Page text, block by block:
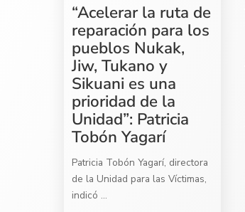
“Acelerar la ruta de
reparación para los
pueblos Nukak,
Jiw, Tukano y
Sikuani es una
prioridad de la
Unidad”: Patricia
Tobón Yagarí
Patricia Tobón Yagarí, directora
de la Unidad para las Víctimas,
indicó ...